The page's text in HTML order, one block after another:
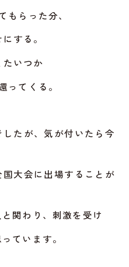
もらった分、
する。
たいつか
ってくる。
たが、気が付いたら今
大会に出場することが
関わり、刺激を受け
ています。